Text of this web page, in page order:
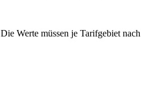
Die Werte müssen je Tarifgebiet